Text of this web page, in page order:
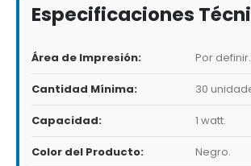
Especificaciones
Área de Impresión: Por definir.
Cantidad Mínima: 30
Capacidad: 1 watt.
Color del Producto: Negro.